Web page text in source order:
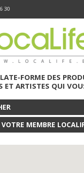
30
FORME DES
ET ARTISTES QUI
MEMBRE